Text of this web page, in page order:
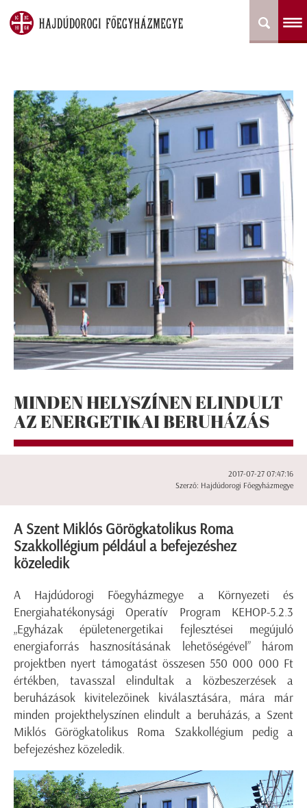
MINDEN HELYSZÍNEN ELINDULT
AZ ENERGETIKAI BERUHÁZÁS
2017-07-27 07:47:16
Szerző: Hajdúdorogi Főegyházmegye
A Szent Miklós Görögkatolikus Roma
Szakkollégium például a befejezéshez
közeledik
A Hajdúdorogi Főegyházmegye a Környezeti és
Energiahatékonysági Operatív Program KEHOP-5.2.3
„Egyházak épületenergetikai fejlesztései megújuló
energiaforrás hasznosításának lehetőségével” három
projektben nyert támogatást összesen 550 000 000 Ft
értékben, tavasszal elindultak a közbeszerzések a
beruházások kivitelezőinek kiválasztására, mára már
minden projekthelyszínen elindult a beruházás, a Szent
Miklós Görögkatolikus Roma Szakkollégium pedig a
befejezéshez közeledik.